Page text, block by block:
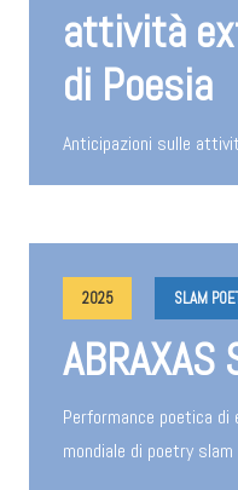
attività
di Poesia
Anticipazioni sulle
2025 SLAM
ABRAXAS
Performance poetica di
mondiale di poetry slam